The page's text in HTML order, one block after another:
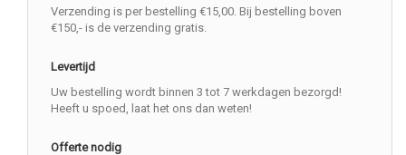
Verzending is per bestelling €15,00. Bij bestelling boven
€150,- is de verzending gratis.
Levertijd
Uw bestelling wordt binnen 3 tot 7 werkdagen bezorgd!
Heeft u spoed, laat het ons dan weten!
Offerte nodig